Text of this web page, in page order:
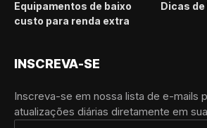
Equipamentos de baixo
custo para renda extra
Dicas
INSCREVA-SE
Inscreva-se em nossa lista de e-mails
atualizações diárias diretamente em